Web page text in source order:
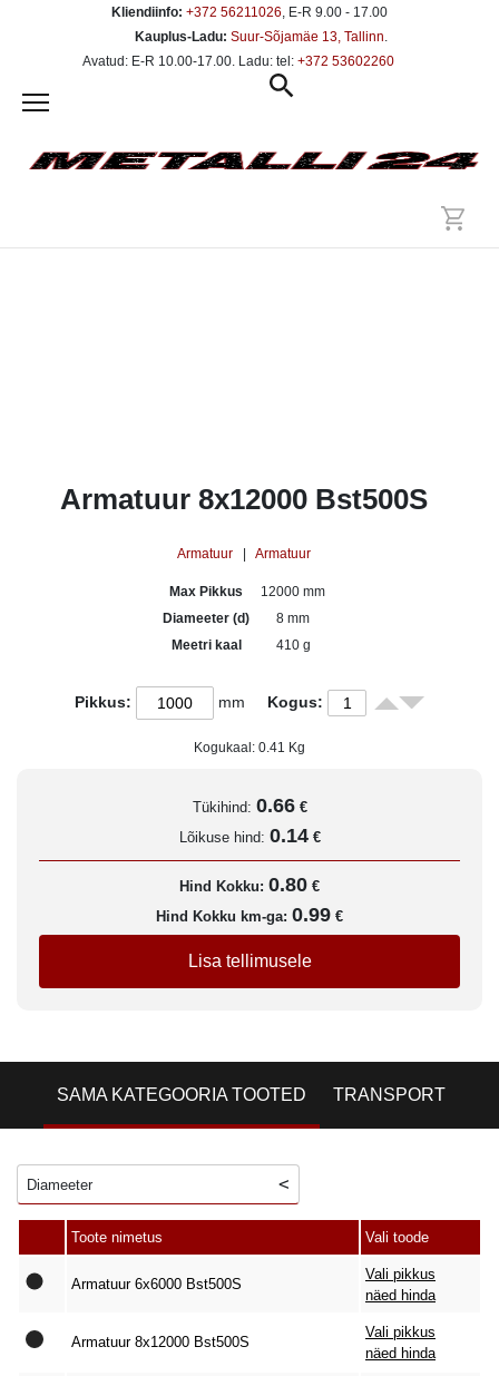
Kliendiinfo: +372 56211026, E-R 9.00 - 17.00
Kauplus-Ladu: Suur-Sõjamäe 13, Tallinn.
Avatud: E-R 10.00-17.00. Ladu: tel: +372 53602260
Armatuur 8x12000 Bst500S
Armatuur Armatuur
Max Pikkus
12000 mm
Diameeter (d)
8 mm
Meetri kaal
410 g
Pikkus: mm Kogus:
Kogukaal: 0.41 Kg
Tükihind: 0.66 €
Lõikuse hind: 0.14 €
Hind Kokku: 0.80 €
Hind Kokku km-ga: 0.99 €
Lisa tellimusele
SAMA KATEGOORIA TOOTED TRANSPORT
Diameeter
Toote nimetus Vali toode
Armatuur 6x6000 Bst500S
Vali pikkus
näed hinda
Armatuur 8x12000 Bst500S
Vali pikkus
näed hinda